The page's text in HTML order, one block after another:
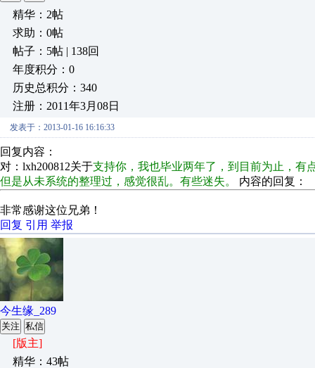
精华：2帖
求助：0帖
帖子：5帖 | 138回
年度积分：0
历史总积分：340
注册：2011年3月08日
发表于：2013-01-16 16:16:33
回复内容：
对：lxh200812关于支持你，我也毕业两年了，到目前为止，有
但是从未系统的整理过，感觉很乱。有些迷失。 内容的回复：
非常感谢这位兄弟！
回复 引用 举报
今生缘_289
关注 私信
[版主]
精华：43帖